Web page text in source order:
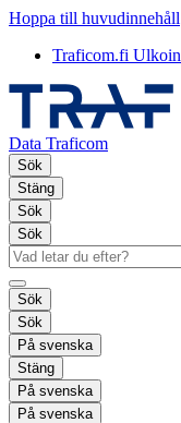
Hoppa till huvudinnehåll
Traficom.fi
Data Traficom
Sök
Stäng
Sök
Sök
Sök
Sök
På svenska
Stäng
På svenska
På svenska